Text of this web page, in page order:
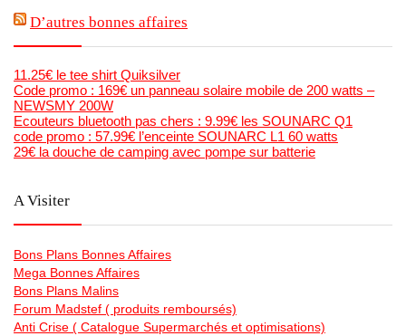
D’autres bonnes affaires
11.25€ le tee shirt Quiksilver
Code promo : 169€ un panneau solaire mobile de 200 watts –
NEWSMY 200W
Ecouteurs bluetooth pas chers : 9.99€ les SOUNARC Q1
code promo : 57.99€ l’enceinte SOUNARC L1 60 watts
29€ la douche de camping avec pompe sur batterie
A Visiter
Bons Plans Bonnes Affaires
Mega Bonnes Affaires
Bons Plans Malins
Forum Madstef ( produits remboursés)
Anti Crise ( Catalogue Supermarchés et optimisations)